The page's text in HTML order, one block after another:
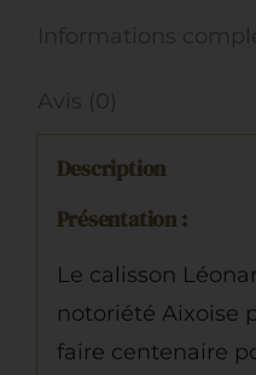
Description
Présentation :
Le calisson
notoriété Aixoise
faire centenaire